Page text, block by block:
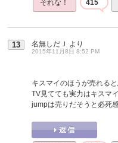
それな！ 415
13 名無しだＪ より
2015年11月8日 8:52 PM
キスマイのほうが売れると
TV見てても実力はキスマ
jumpは売りだそうと必死